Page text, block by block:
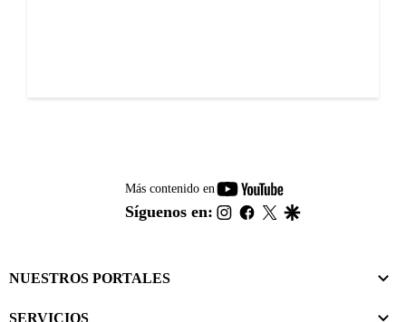
Más contenido en
youtube-
footer
Síguenos en: instagram
facebook
twitter
NUESTROS PORTALES
SERVICIOS